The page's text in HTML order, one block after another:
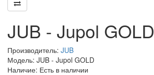
JUB - Jupol GOLD
Производитель: JUB
Модель: JUB - Jupol GOLD
Наличие: Есть в наличии